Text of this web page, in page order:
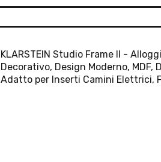
KLARSTEIN Studio Frame II -
Decorativo, Design Moderno, MDF,
Adatto per Inserti Camini Elettrici,